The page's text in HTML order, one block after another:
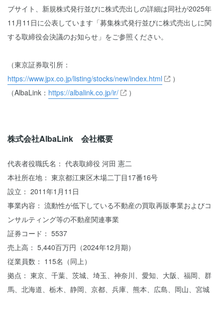
ブサイト、新規株式発行並びに株式売出しの詳細は同社が2025年
11月11日に公表しています「募集株式発行並びに株式売出しに関
する取締役会決議のお知らせ」をご参照ください。
（東京証券取引所：
https://www.jpx.co.jp/listing/stocks/new/index.html
）
（AlbaLink： https://albalink.co.jp/ir/ ）
株式会社AlbaLink 会社概要
代表者役職氏名： 代表取締役 河田 憲二
本社所在地： 東京都江東区木場二丁目17番16号
設立： 2011年1月11日
事業内容： 流動性が低下している不動産の買取再販事業およびコ
ンサルティング等の不動産関連事業
証券コード： 5537
売上高： 5,440百万円（2024年12月期）
従業員数： 115名（同上）
拠点： 東京、千葉、茨城、埼玉、神奈川、愛知、大阪、福岡、群
馬、北海道、栃木、静岡、京都、兵庫、熊本、広島、岡山、宮城